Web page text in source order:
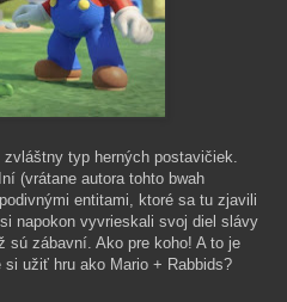
typ herných postavičiek.
(vrátane autora tohto bwah
entitami, ktoré sa tu zjavili
napokon vyvrieskali svoj diel slávy
sú zábavní. Ako pre koho! A to je
užiť hru ako Mario + Rabbids?